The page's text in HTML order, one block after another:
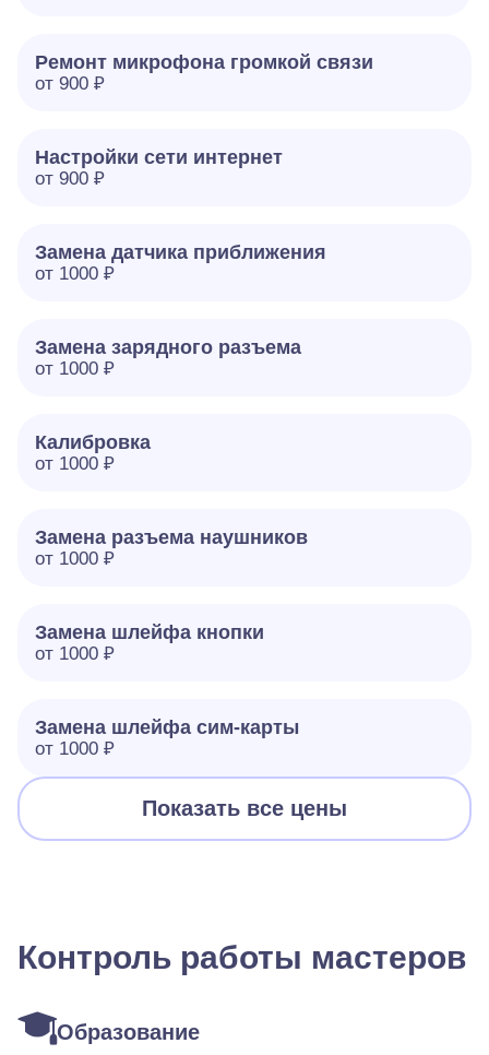
Ремонт микрофона громкой связи
от 900 ₽
Настройки сети интернет
от 900 ₽
Замена датчика приближения
от 1000 ₽
Замена зарядного разъема
от 1000 ₽
Калибровка
от 1000 ₽
Замена разъема наушников
от 1000 ₽
Замена шлейфа кнопки
от 1000 ₽
Замена шлейфа сим-карты
от 1000 ₽
Показать все цены
Контроль работы мастеров
Образование